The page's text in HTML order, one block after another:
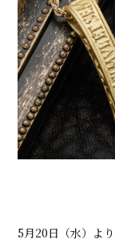
5月20日（水）よ